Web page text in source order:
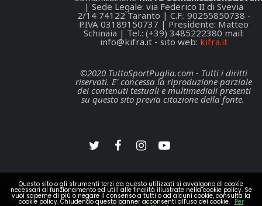
| Sede Legale: via Federico II di Svevia
2/14 74122 Taranto | C.F.: 90255850738 -
P.IVA 03189150737 | Presidente: Matteo
Schinaia | Tel.: (+39) 3485222380 mail:
info@kifra.it - sito web: kifra.it
©2020 TuttoSportPuglia.com - Tutti i diritti
riservati. E' concessa la riproduzione parziale
dei contenuti testuali e multimediali presenti
su questo sito previa citazione della fonte.
Questo sito o gli strumenti terzi da questo utilizzati si avvalgono di cookie
necessari al funzionamento ed utili alle finalità illustrate nella cookie policy. Se
vuoi saperne di più o negare il consenso a tutti o ad alcuni cookie, consulta la
cookie policy. Chiudendo questo banner acconsenti all'uso dei cookie. Per